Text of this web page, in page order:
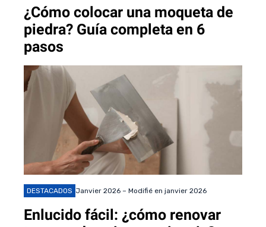
¿Cómo colocar una moqueta de
piedra? Guía completa en 6
pasos
DESTACADOS Janvier 2026 – Modifié en janvier 2026
Enlucido fácil: ¿cómo renovar